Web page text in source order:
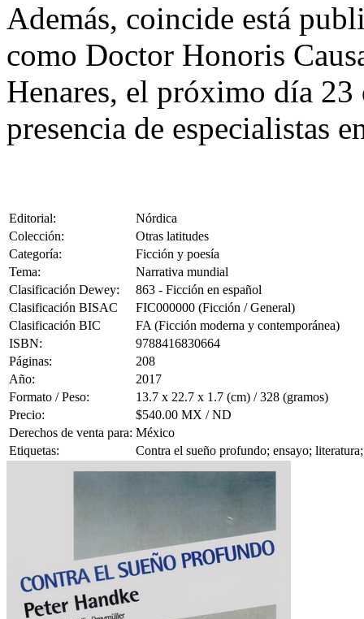
Además, coincide está
como Doctor Honoris
Henares, el próximo día
presencia de especialistas
Editorial:
Nórdica
Colección:
Otras latitudes
Categoría:
Ficción y poesía
Tema:
Narrativa mundial
Clasificación Dewey:
863 - Ficción en español
Clasificación BISAC
FIC000000 (Ficción / General)
Clasificación BIC
FA (Ficción moderna y contemporánea)
ISBN:
9788416830664
Páginas:
208
Año:
2017
Formato / Peso:
13.7 x 22.7 x 1.7 (cm) / 328 (gramos)
Precio:
$540.00 MX / ND
Derechos de venta para: México
Etiquetas:
Contra el sueño profundo; ensayo;